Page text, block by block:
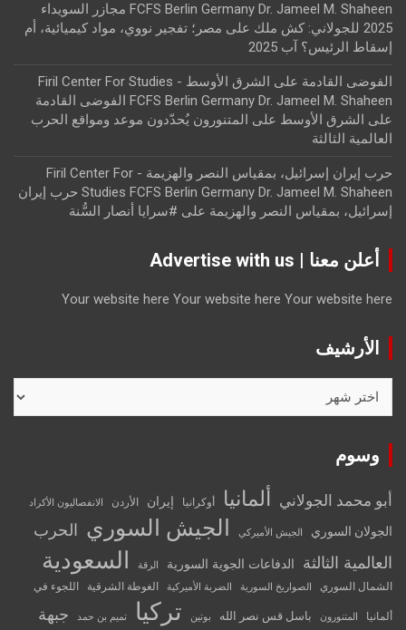
FCFS Berlin Germany Dr. Jameel M. Shaheen مجازر السويداء
2025 للجولاني: كش ملك
على مصر؛ تفجير نووي، مواد كيميائية، أم
إسقاط الرئيس؟ آب 2025
الفوضى القادمة على الشرق الأوسط - Firil Center For Studies
FCFS Berlin Germany Dr. Jameel M. Shaheen الفوضى القادمة
على الشرق الأوسط على
المتنورون يُحدّدون موعد ومواقع الحرب
العالمية الثالثة
حرب إيران إسرائيل، بمقياس النصر والهزيمة - Firil Center For
Studies FCFS Berlin Germany Dr. Jameel M. Shaheen حرب إيران
إسرائيل، بمقياس النصر والهزيمة على #سرايا أنصار السُّنة
أعلن معنا | Advertise with us
Your website here Your website here Your website here
الأرشيف
وسوم
أبو محمد الجولاني ألمانيا أوكرانيا إيران الأردن الانفصاليون الأكراد
الجولان السوري الجيش الأميركي الجيش السوري الحرب
العالمية الثالثة
الدفاعات الجوية السورية الرقة السعودية
الشمال السوري الصواريخ السورية الضربة الأميركية الغوطة الشرقية اللجوء في
ألمانيا المتنورون باسل قس نصر الله بوتين تركيا تميم بن حمد جبهة